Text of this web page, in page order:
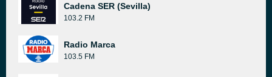
Cadena SER (Sevilla)
103.2 FM
Radio Marca
103.5 FM